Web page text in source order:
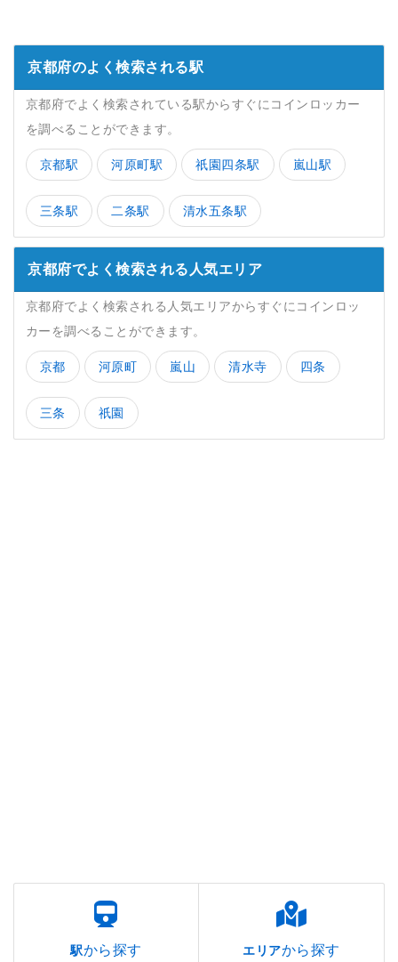
京都府のよく検索される駅
京都府でよく検索されている駅からすぐにコインロッカー
を調べることができます。
京都駅 河原町駅 祇園四条駅 嵐山駅
三条駅 二条駅 清水五条駅
京都府でよく検索される人気エリア
京都府でよく検索される人気エリアからすぐにコインロッ
カーを調べることができます。
京都 河原町 嵐山 清水寺 四条
三条 祇園
駅から探す エリアから探す